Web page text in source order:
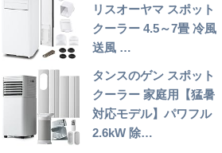
リスオーヤマ スポット
クーラー 4.5～7畳 冷風
送風 …
タンスのゲン スポット
クーラー 家庭用【猛暑
対応モデル】パワフル
2.6kW 除…